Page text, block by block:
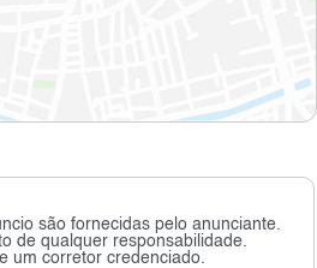
são fornecidas pelo anunciante.
de qualquer responsabilidade.
um corretor credenciado.